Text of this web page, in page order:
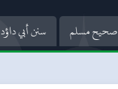
صحيح مسلم سنن أبي داؤد